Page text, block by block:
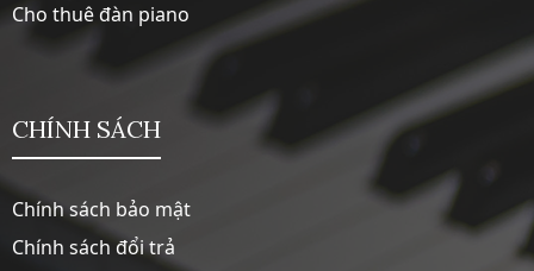
Cho thuê đàn piano
CHÍNH SÁCH
Chính sách bảo mật
Chính sách đổi trả